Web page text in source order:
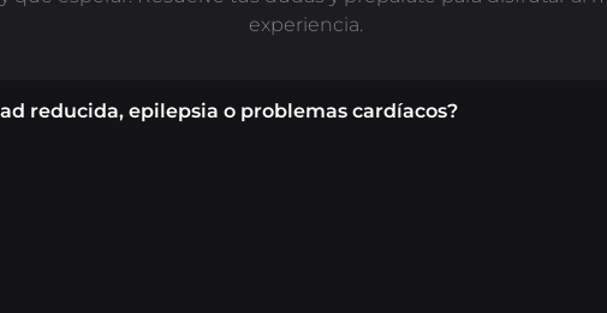
experiencia.
reducida, epilepsia o problemas cardíacos?